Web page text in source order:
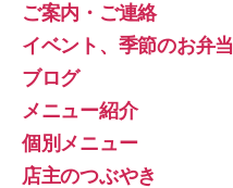
ご案内・ご連絡
イベント、季節のお弁当
ブログ
メニュー紹介
個別メニュー
店主のつぶやき